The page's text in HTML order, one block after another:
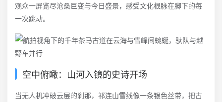
观众一屏览尽沧桑巨变与今日盛景，感受文化根脉在脚下的每
一次跳动。
空中俯瞰：山河入镜的史诗开场
当无人机冲破云层的刹那，祁连山雪线像一条银色丝带，把古